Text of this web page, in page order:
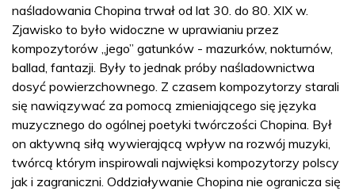
naśladowania Chopina trwał od lat 30. do 80. XIX w.
Zjawisko to było widoczne w uprawianiu przez
kompozytorów „jego” gatunków - mazurków, nokturnów,
ballad, fantazji. Były to jednak próby naśladownictwa
dosyć powierzchownego. Z czasem kompozytorzy starali
się nawiązywać za pomocą zmieniającego się języka
muzycznego do ogólnej poetyki twórczości Chopina. Był
on aktywną siłą wywierającą wpływ na rozwój muzyki,
twórcą którym inspirowali najwięksi kompozytorzy polscy
jak i zagraniczni. Oddziaływanie Chopina nie ogranicza się